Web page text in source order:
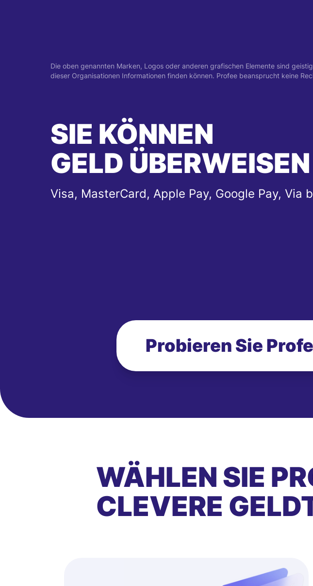
Die oben genannten Marken, Logos oder anderen grafischen Elemente sind
dieser Organisationen Informationen finden können. Profee beansprucht keine
SIE KÖNNEN
GELD
Visa, MasterCard, Apple Pay, Google Pay, Via
Probieren Sie
WÄHLEN SIE
CLEVERE